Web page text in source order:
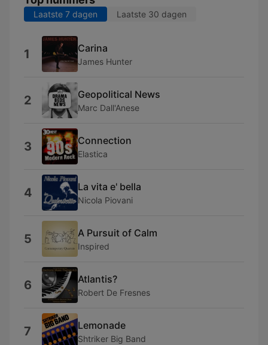
Laatste 7 dagen Laatste 30 dagen
1 Carina
James Hunter
2 Geopolitical News
Marc Dall'Anese
3 Connection
Elastica
4 La vita e' bella
Nicola Piovani
5 A Pursuit of Calm
Inspired
6 Atlantis?
Robert De Fresnes
7 Lemonade
Shtriker Big Band